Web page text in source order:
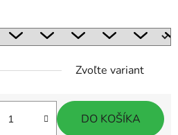
Zvoľte variant
DO KOŠÍKA